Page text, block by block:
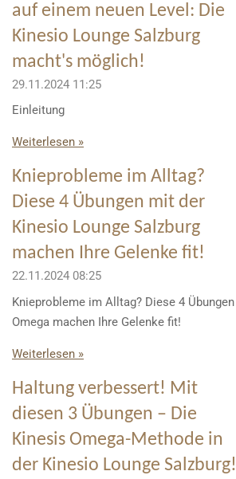
auf einem neuen Level: Die
Kinesio Lounge Salzburg
macht's möglich!
29.11.2024 11:25
Einleitung
Weiterlesen »
Knieprobleme im Alltag?
Diese 4 Übungen mit der
Kinesio Lounge Salzburg
machen Ihre Gelenke fit!
22.11.2024 08:25
Knieprobleme im Alltag? Diese 4
Omega machen Ihre Gelenke fit!
Weiterlesen »
Haltung verbessert! Mit
diesen 3 Übungen – Die
Kinesis Omega-Methode in
der Kinesio Lounge Salzburg!